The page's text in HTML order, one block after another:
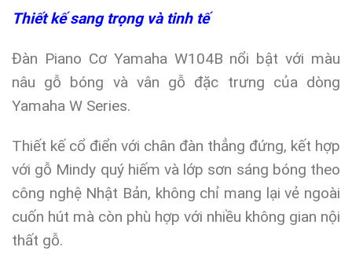
Thiết kế sang trọng và tinh tế
Đàn Piano Cơ Yamaha W104B nổi bật với màu
nâu gỗ bóng và vân gỗ đặc trưng của dòng
Yamaha W Series.
Thiết kế cổ điển với chân đàn thẳng đứng, kết hợp
với gỗ Mindy quý hiếm và lớp sơn sáng bóng theo
công nghệ Nhật Bản, không chỉ mang lại vẻ ngoài
cuốn hút mà còn phù hợp với nhiều không gian nội
thất gỗ.